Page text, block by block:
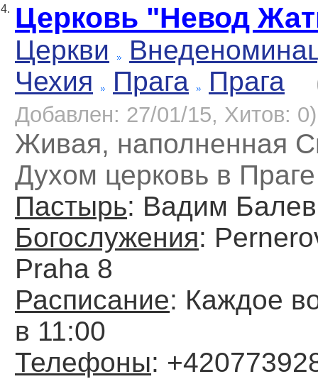
4. Церковь "Невод
Церкви
Чехия
Прага Прага
Добавлен: 27/01/15, Хитов: 0)
Живая, наполненная
Духом церковь в Праге
Пастырь: Вадим Балев
Богослужения:
Praha 8
Расписание: Каждое
в 11:00
Телефоны: